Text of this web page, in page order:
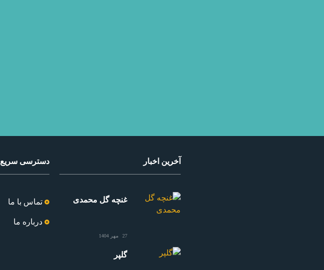
آخرین اخبار
غنچه گل محمدی
27 مهر 1404
گلپر
دسترسی سریع
تماس با ما
درباره ما